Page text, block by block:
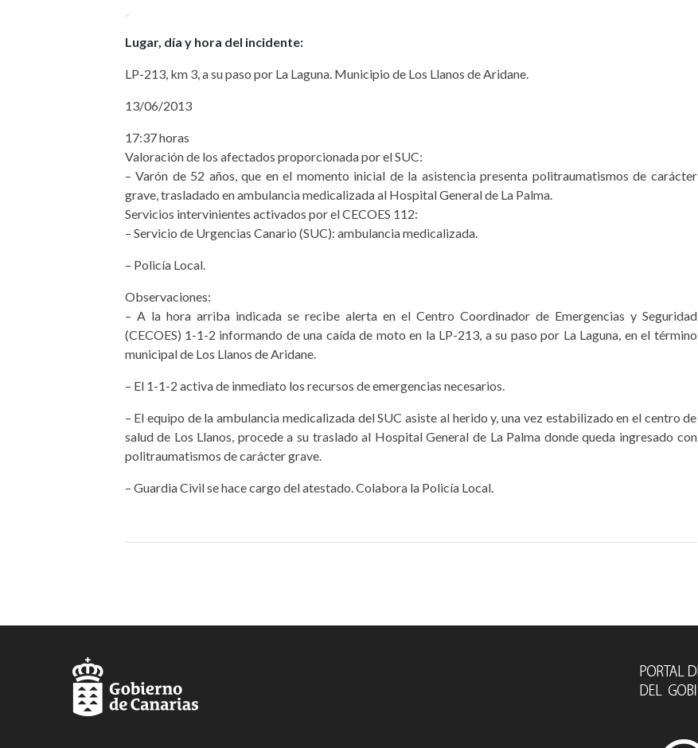
Lugar, día y hora del incidente:
LP-213, km 3, a su paso por La Laguna. Municipio de Los Llanos de Aridane.
13/06/2013
17:37 horas
Valoración de los afectados proporcionada por el SUC:
– Varón de 52 años, que en el momento inicial de la asistencia presenta politraumatismos de carácter
grave, trasladado en ambulancia medicalizada al Hospital General de La Palma.
Servicios intervinientes activados por el CECOES 1­1­2:
– Servicio de Urgencias Canario (SUC): ambulancia medicalizada.
– Policía Local.
Observaciones:
– A la hora arriba indicada se recibe alerta en el Centro Coordinador de Emergencias y Seguridad
(CECOES) 1-1-2 informando de una caída de moto en la LP-213, a su paso por La Laguna, en el término
municipal de Los Llanos de Aridane.
– El 1-1-2 activa de inmediato los recursos de emergencias necesarios.
– El equipo de la ambulancia medicalizada del SUC asiste al herido y, una vez estabilizado en el centro de
salud de Los Llanos, procede a su traslado al Hospital General de La Palma donde queda ingresado con
politraumatismos de carácter grave.
– Guardia Civil se hace cargo del atestado. Colabora la Policía Local.